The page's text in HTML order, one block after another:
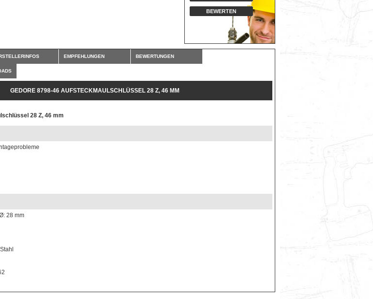
BEWERTEN
EMPFEHLUNGEN BEWERTUNGEN
GEDORE 8798-46 AUFSTECKMAULSCHLÜSSEL 28 Z, 46 MM
28 Z, 46 mm
28 mm